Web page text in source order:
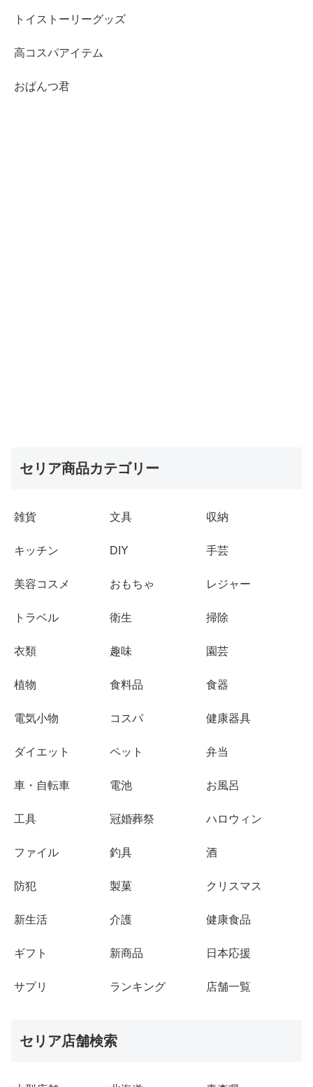
トイストーリーグッズ
高コスパアイテム
おぱんつ君
セリア商品カテゴリー
雑貨 文具 収納
キッチン DIY 手芸
美容コスメ おもちゃ レジャー
トラベル 衛生 掃除
衣類 趣味 園芸
植物 食料品 食器
電気小物 コスパ 健康器具
ダイエット ペット 弁当
車・自転車 電池 お風呂
工具 冠婚葬祭 ハロウィン
ファイル 釣具 酒
防犯 製菓 クリスマス
新生活 介護 健康食品
ギフト 新商品 日本応援
サプリ ランキング 店舗一覧
セリア店舗検索